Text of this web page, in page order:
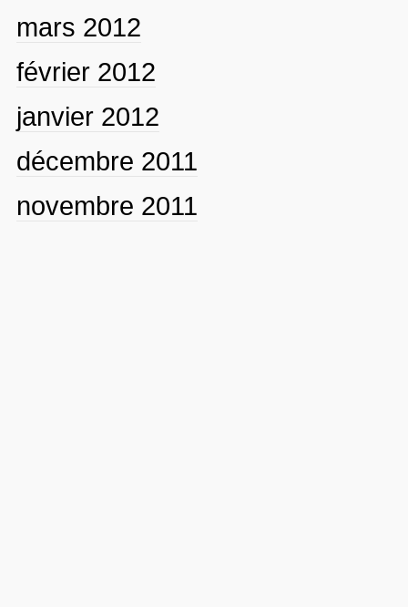
mars 2012
février 2012
janvier 2012
décembre 2011
novembre 2011